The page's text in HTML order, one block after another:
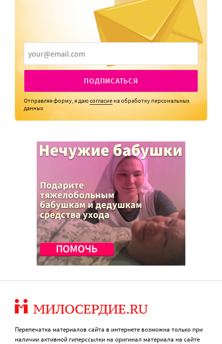
ПОДПИСАТЬСЯ
Отправляя форму, я даюсогласие на обработку персональных
данных
Перепечатка материалов сайта в интернете возможна только при
наличии активной гиперссылки на оригинал материала на сайте